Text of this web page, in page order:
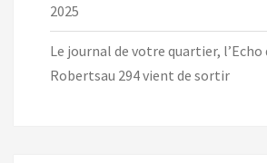
2025
Le journal de votre quartier, l’Echo
Robertsau 294 vient de sortir